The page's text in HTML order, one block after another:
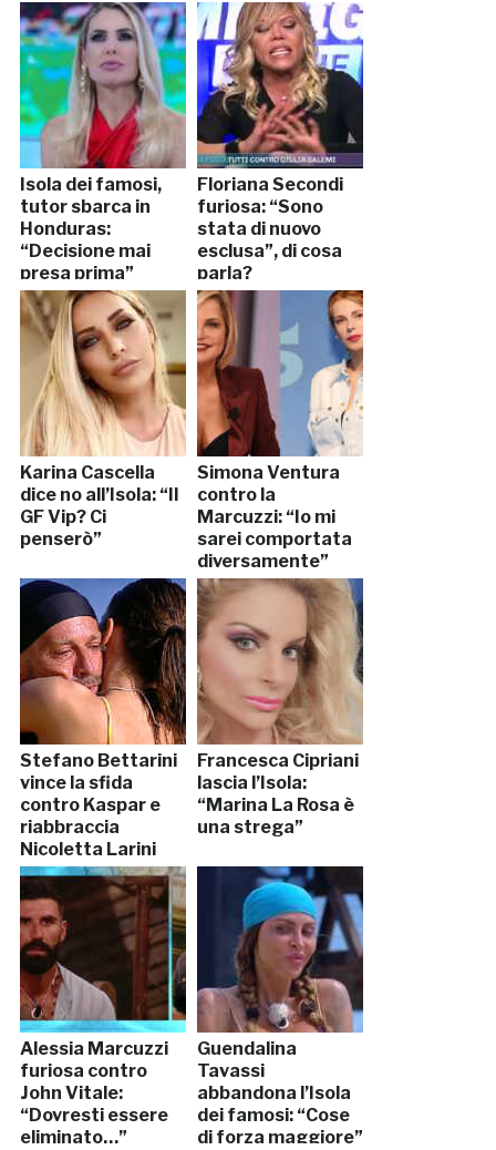
Isola dei famosi,
tutor sbarca in
Honduras:
“Decisione mai
presa prima”
Floriana Secondi
furiosa: “Sono
stata di nuovo
esclusa”, di cosa
parla?
Karina Cascella
dice no all’Isola: “Il
GF Vip? Ci
penserò”
Simona Ventura
contro la
Marcuzzi: “Io mi
sarei comportata
diversamente”
Stefano Bettarini
vince la sfida
contro Kaspar e
riabbraccia
Nicoletta Larini
Francesca Cipriani
lascia l’Isola:
“Marina La Rosa è
una strega”
Alessia Marcuzzi
furiosa contro
John Vitale:
“Dovresti essere
eliminato…”
Guendalina
Tavassi
abbandona l’Isola
dei famosi: “Cose
di forza maggiore”